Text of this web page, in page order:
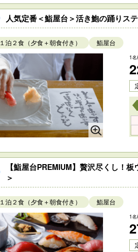
人気定番＜鮨屋台＞活き鮑の踊りス
１泊２食（夕食＋朝食付き） 鮨屋台
1
【鮨屋台PREMIUM】贅沢尽くし！
＞
１泊２食（夕食＋朝食付き） 鮨屋台
1